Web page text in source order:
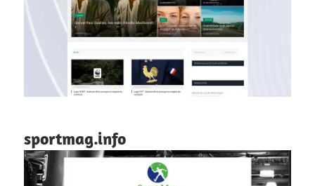
sportmag.info